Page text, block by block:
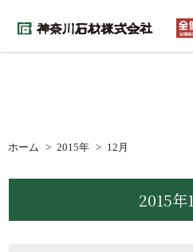
ホーム 2015年 12月
2015年